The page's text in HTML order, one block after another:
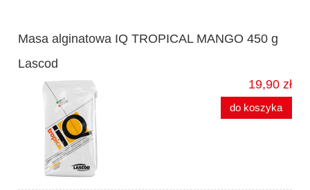
Masa alginatowa IQ TROPICAL MANGO 450 g
Lascod
19,90 zł
do koszyka